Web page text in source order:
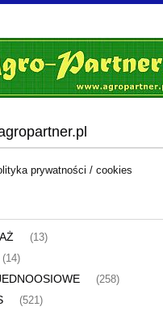
prywatności / cookies
(13)
(14)
(258)
(521)